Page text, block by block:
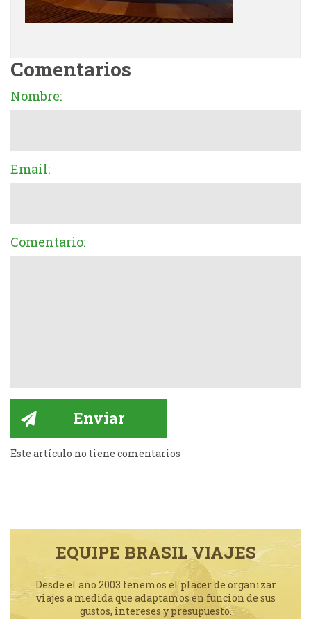
Comentarios
Nombre:
Email:
Comentario:
Este artículo no tiene comentarios
EQUIPE BRASIL VIAJES
Desde el año 2003 tenemos el placer de organizar
viajes a medida que adaptamos en funcion de sus
gustos, intereses y presupuesto.